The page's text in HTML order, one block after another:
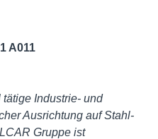
A011
Industrie- und
Ausrichtung auf Stahl-
Gruppe ist